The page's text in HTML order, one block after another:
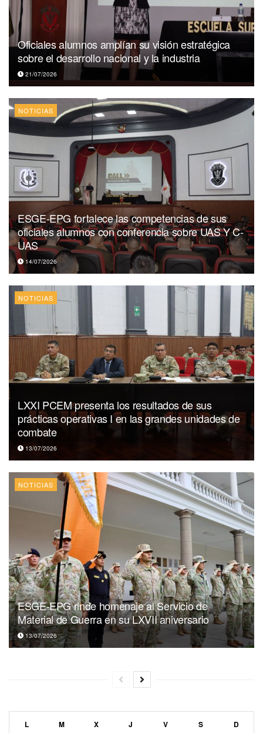
Oficiales alumnos amplían su visión estratégica
sobre el desarrollo nacional y la industria
21/07/2026
NOTICIAS
ESGE-EPG fortalece las competencias de sus
oficiales alumnos con conferencia sobre UAS Y C-
UAS
14/07/2026
NOTICIAS
LXXI PCEM presenta los resultados de sus
prácticas operativas I en las grandes unidades de
combate
13/07/2026
NOTICIAS
ESGE-EPG rinde homenaje al Servicio de
Material de Guerra en su LXVII aniversario
13/07/2026
L M X J V S D